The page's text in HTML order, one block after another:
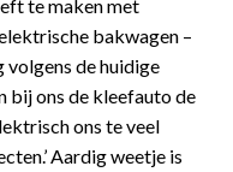
te maken met
bakwagen –
volgens de huidige
bij ons de kleefauto de
ons te veel
Aardig weetje is